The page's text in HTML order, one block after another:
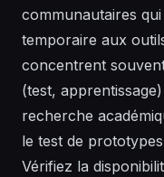
communautaires
temporaire aux
concentrent
(test,
recherche
le test de
Vérifiez la